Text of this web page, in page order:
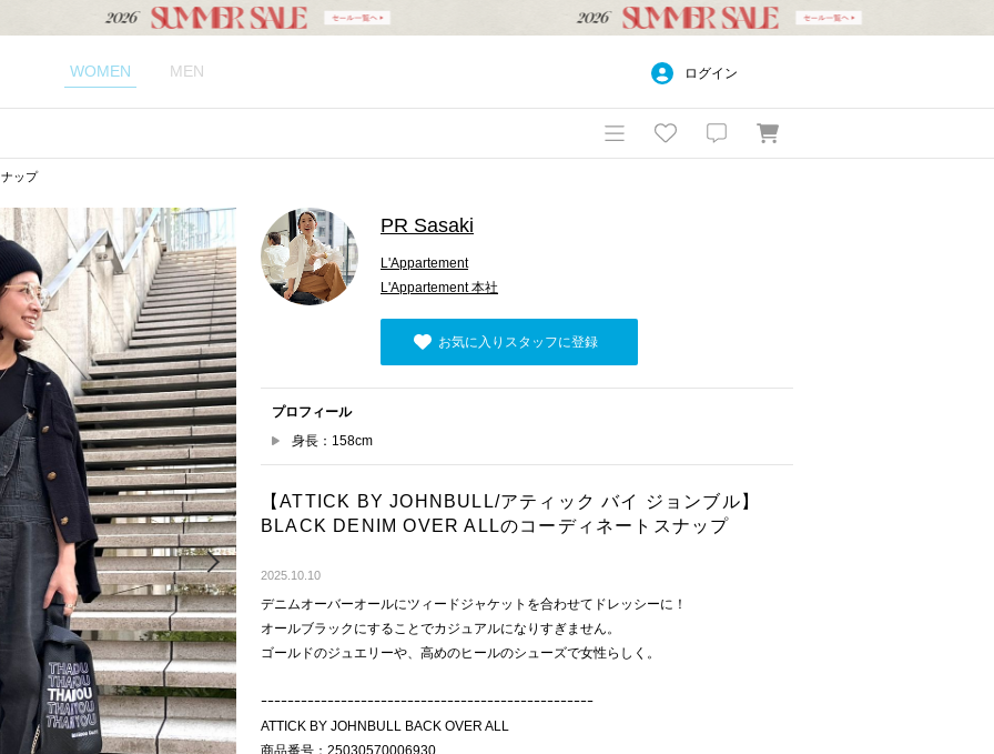
WOMEN MEN ログイン
ップ
PR Sasaki
L'Appartement
L'Appartement 本社
お気に入りスタッフに登録
プロフィール
身長：158cm
【ATTICK BY JOHNBULL/アティック バイ ジョンブル】
BLACK DENIM OVER ALLのコーディネートスナップ
2025.10.10
デニムオーバーオールにツィードジャケットを合わせてドレッシーに！
オールブラックにすることでカジュアルになりすぎません。
ゴールドのジュエリーや、高めのヒールのシューズで女性らしく。
ｰｰｰｰｰｰｰｰｰｰｰｰｰｰｰｰｰｰｰｰｰｰｰｰｰｰｰｰｰｰｰｰｰｰｰｰｰｰｰｰｰｰｰｰｰｰｰｰｰｰ
ATTICK BY JOHNBULL BACK OVER ALL
商品番号：25030570006930